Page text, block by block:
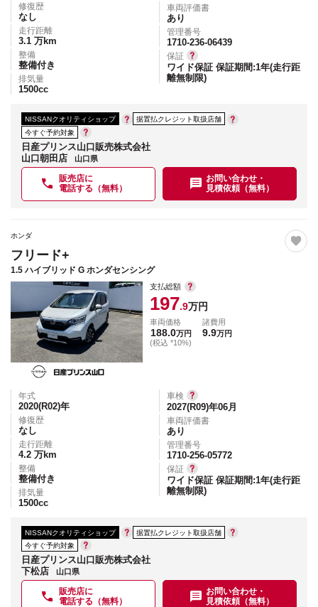
修復歴
なし
走行距離
3.1 万km
整備
整備付き
排気量
1500cc
車両評価書
あり
管理番号
1710-236-06439
保証
ワイド保証 保証期間:1年(走行距
離無制限)
NISSANクオリティショップ
据置払クレジット取扱店舗
今すぐ予約対象
日産プリンス山口販売株式会社
山口朝田店
山口県
販売店に
電話する（無料）
お問い合わせ・
見積依頼（無料）
ホンダ
フリード+
1.5 ハイブリッド G ホンダセンシング
支払総額
197.9万円
車両価格
188.0万円
(税込 *10%)
諸費用
9.9万円
年式
2020(R02)年
修復歴
なし
走行距離
4.2 万km
整備
整備付き
排気量
1500cc
車検
2027(R09)年06月
車両評価書
あり
管理番号
1710-256-05772
保証
ワイド保証 保証期間:1年(走行距
離無制限)
NISSANクオリティショップ
据置払クレジット取扱店舗
今すぐ予約対象
日産プリンス山口販売株式会社
下松店
山口県
販売店に
電話する（無料）
お問い合わせ・
見積依頼（無料）